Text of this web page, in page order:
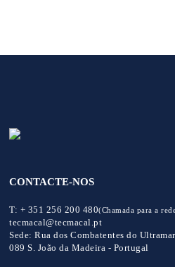
CONTACTE-NOS
T: + 351 256 200 480(Chamada para a
tecmacal@tecmacal.pt
Sede: Rua dos Combatentes do
089 S. João da Madeira - Portugal